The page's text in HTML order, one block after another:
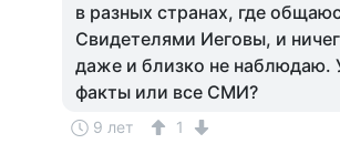
в разных странах, где
Свидетелями Иеговы, и
даже и близко не наблюдаю.
факты или все СМИ?
9 лет 1